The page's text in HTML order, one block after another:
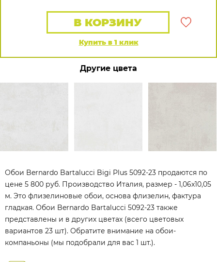
Купить в 1 клик
В КОРЗИНУ
Другие цвета
Обои Bernardo Bartalucci Bigi Plus 5092-23 продаются по
цене 5 800 руб. Производство Италия, размер - 1,06x10,05
м. Это флизелиновые обои, основа флизелин, фактура
гладкая. Обои Bernardo Bartalucci 5092-23 также
представлены и в других цветах (всего цветовых
вариантов 23 шт). Обратите внимание на обои-
компаньоны (мы подобрали для вас 1 шт.).